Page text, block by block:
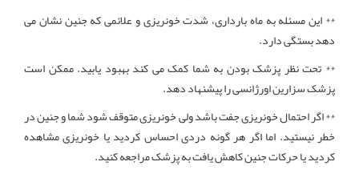
** این مسئله به ماه بارداری، شدت خونریزی و علائمی که جنین نشان می
دهد بستگی دارد.
** تحت نظر پزشک بودن به شما کمک می کند بهبود یابید. ممکن است
پزشک سزارین اورژانسی را پیشنهاد دهد.
** اگر احتمال خونریزی جفت باشد ولی خونریزی متوقف شود شما و جنین در
خطر نیستید. اما اگر هر گونه دردی احساس کردید یا خونریزی مشاهده
کردید یا حرکات جنین کاهش یافت به پزشک مراجعه کنید.